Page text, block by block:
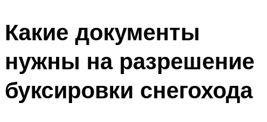
Какие документы
нужны на разрешение
буксировки снегохода